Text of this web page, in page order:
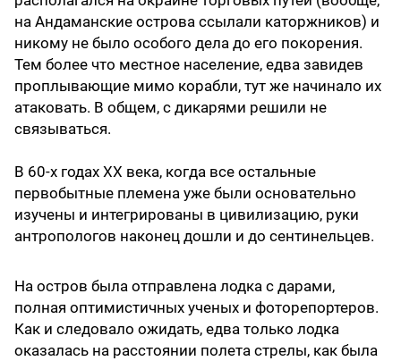
на Андаманские острова ссылали каторжников) и
никому не было особого дела до его покорения.
Тем более что местное население, едва завидев
проплывающие мимо корабли, тут же начинало их
атаковать. В общем, с дикарями решили не
связываться.
В 60-х годах XX века, когда все остальные
первобытные племена уже были основательно
изучены и интегрированы в цивилизацию, руки
антропологов наконец дошли и до сентинельцев.
На остров была отправлена лодка с дарами,
полная оптимистичных ученых и фоторепортеров.
Как и следовало ожидать, едва только лодка
оказалась на расстоянии полета стрелы, как была